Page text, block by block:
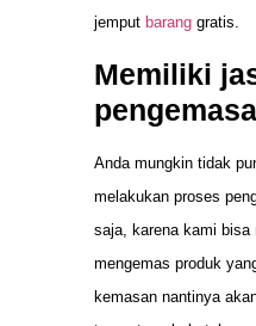
jemput barang gratis.
Memiliki
Anda mungkin tidak
melakukan proses
saja, karena kami bisa
mengemas produk
kemasan nantinya